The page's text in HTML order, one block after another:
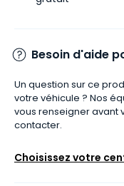
Besoin d'aide
Un question sur ce
votre véhicule ? Nos
vous renseigner avant
contacter.
Choisissez votre